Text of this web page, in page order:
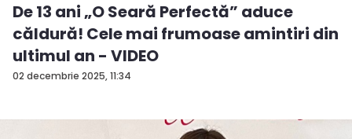
02 decembrie 2025, 11:34
De 13 ani „O Seară Perfectă” aduce
căldură! Cele mai frumoase amintiri din
ultimul an - VIDEO